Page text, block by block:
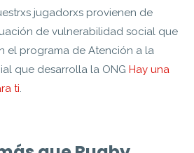
jugadorxs provienen de
de vulnerabilidad social que
el programa de Atención a la
que desarrolla la ONG Hay una
ti